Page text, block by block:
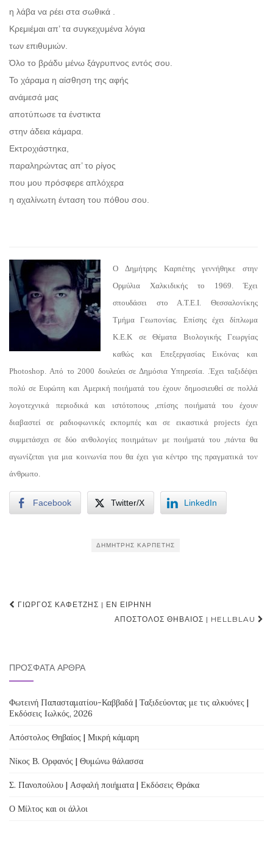
η λάβα να ρέει στα σωθικά .
Κρεμιέμαι απ’ τα συγκεχυμένα λόγια
των επιθυμιών.
Όλο το βράδυ μένω ξάγρυπνος εντός σου.
Το χάραμα η αίσθηση της αφής
ανάμεσά μας
αποτύπωσε τα ένστικτα
στην άδεια κάμαρα.
Εκτροχιάστηκα,
παραληρώντας απ’ το ρίγος
που μου πρόσφερε απλόχερα
η αχαλίνωτη ένταση του πόθου σου.
Ο Δημήτρης Καρπέτης γεννήθηκε στην
Ορμύλια Χαλκιδικής το 1969. Έχει
σπουδάσει στο Α.Τ.Ε.Ι. Θεσσαλονίκης
Τμήμα Γεωπονίας. Επίσης έχει δίπλωμα
Κ.Ε.Κ σε Θέματα Βιολογικής Γεωργίας
καθώς και Επεξεργασίας Εικόνας και
Photoshop. Από το 2000 δουλεύει σε Δημόσια Υπηρεσία. .Έχει ταξιδέψει
πολύ σε Ευρώπη και Αμερική ποιήματά του έχουν δημοσιευθεί σε πολλά
λογοτεχνικά περιοδικά και ιστότοπους ,επίσης ποιήματά του έχουν
διαβαστεί σε ραδιοφωνικές εκπομπές και σε εικαστικά projects έχει
συμμετάσχει σε δύο ανθολογίες ποιημάτων με ποιήματά του ,πάντα θα
αγωνίζεται για μια κοινωνία που θα έχει για κέντρο της πραγματικά τον
άνθρωπο.
Facebook Twitter/X LinkedIn
ΔΗΜΉΤΡΗΣ ΚΑΡΠΈΤΗΣ
Post
ΓΙΏΡΓΟΣ ΚΑΦΕΤΖΉΣ | ΕΝ ΕΙΡΉΝΗ
ΑΠΌΣΤΟΛΟΣ ΘΗΒΑΊΟΣ | HELLBLAU
ΠΡΌΣΦΑΤΑ ΆΡΘΡΑ
Φωτεινή Παπασταματίου-Καββαδά | Ταξιδεύοντας με τις αλκυόνες |
Εκδόσεις Ιωλκός, 2026
Απόστολος Θηβαίος | Μικρή κάμαρη
Νίκος Β. Ορφανός | Θυμώνω θάλασσα
Σ. Πανοπούλου | Ασφαλή ποιήματα | Εκδόσεις Θράκα
Ο Μίλτος και οι άλλοι